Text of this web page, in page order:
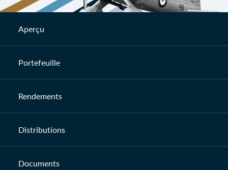
Aperçu
Portefeuille
Rendements
Distributions
Documents